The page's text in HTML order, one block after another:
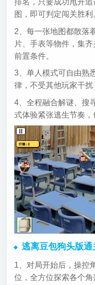
排名，只要成功甩开
图，即可判定闯关胜利
2、每一张地图都散落
片、手表等物件，集
前置条件。
3、单人模式可自由熟
律，不受其他玩家干扰
4、全程融合解谜、搜
式体验紧张逃生节奏，
逃离豆包狗头版通
1、对局开始后，操控
位，全方位探索各个